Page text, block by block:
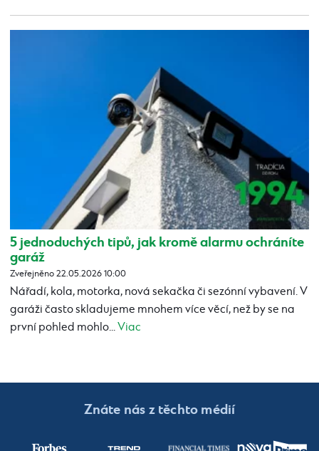
5 jednoduchých tipů, jak kromě alarmu ochráníte
garáž
Zveřejněno 22.05.2026 10:00
Nářadí, kola, motorka, nová sekačka či sezónní vybavení. V
garáži často skladujeme mnohem více věcí, než by se na
první pohled mohlo...Viac
Znáte nás z těchto médií